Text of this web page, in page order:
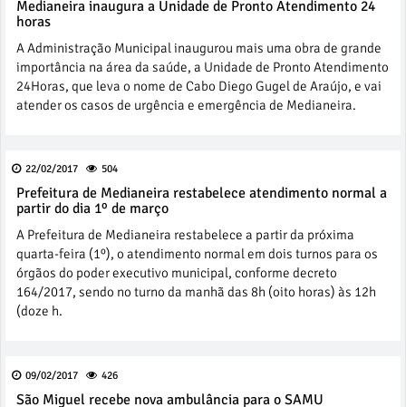
Medianeira inaugura a Unidade de Pronto Atendimento 24
horas
A Administração Municipal inaugurou mais uma obra de grande
importância na área da saúde, a Unidade de Pronto Atendimento
24Horas, que leva o nome de Cabo Diego Gugel de Araújo, e vai
atender os casos de urgência e emergência de Medianeira.
22/02/2017 504
Prefeitura de Medianeira restabelece atendimento normal a
partir do dia 1º de março
A Prefeitura de Medianeira restabelece a partir da próxima
quarta-feira (1º), o atendimento normal em dois turnos para os
órgãos do poder executivo municipal, conforme decreto
164/2017, sendo no turno da manhã das 8h (oito horas) às 12h
(doze h.
09/02/2017 426
São Miguel recebe nova ambulância para o SAMU